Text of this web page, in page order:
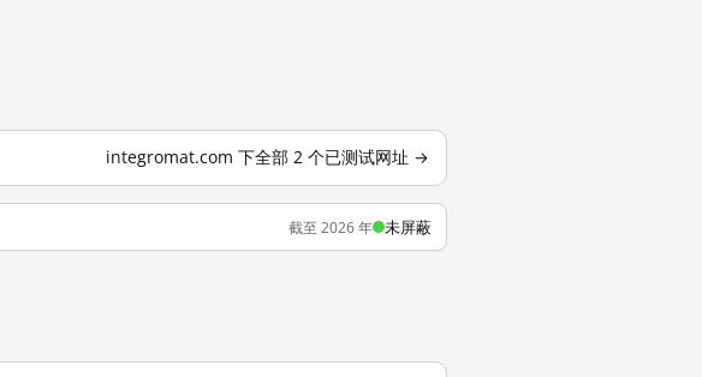
integromat.com 下全部 2 个已测试网址 →
截至 2026 年 未屏蔽